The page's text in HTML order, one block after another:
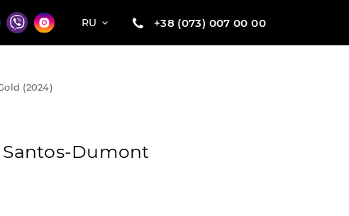
RU +38 (073) 007 00 00
(2024)
Dumont